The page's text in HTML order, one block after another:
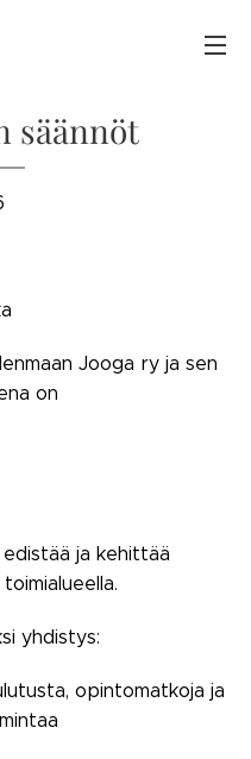
säännöt
Jooga ry ja sen
on
ja kehittää
yhdistys:
opintomatkoja ja